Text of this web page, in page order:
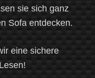
sie sich ganz
Sofa entdecken.
eine sichere